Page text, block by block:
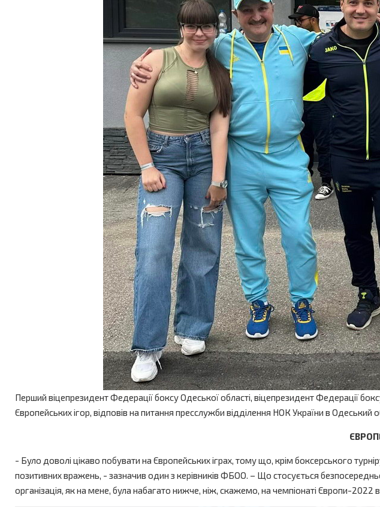
Перший віцепрезидент Федерації боксу Одеської області, віцепрезидент Федерації
Європейських ігор, відповів на питання пресслужби відділення НОК України в Одеський
- Було доволі цікаво побувати на Європейських іграх, тому що, крім боксерського
позитивних вражень, - зазначив один з керівників ФБОО. – Що стосується
організація, як на мене, була набагато нижче, ніж, скажемо, на чемпіонаті Європи-2022